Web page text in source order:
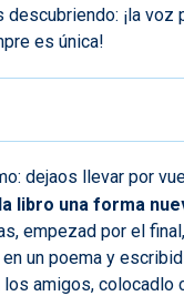
descubriendo: ¡la voz
es única!
dejaos llevar por
libro una forma
empezad por el
un poema y
amigos, colocadlo